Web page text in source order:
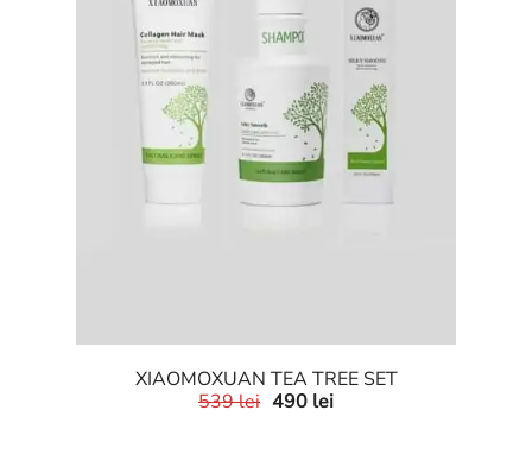
XIAOMOXUAN TEA TREE SET
539lei 490 lei